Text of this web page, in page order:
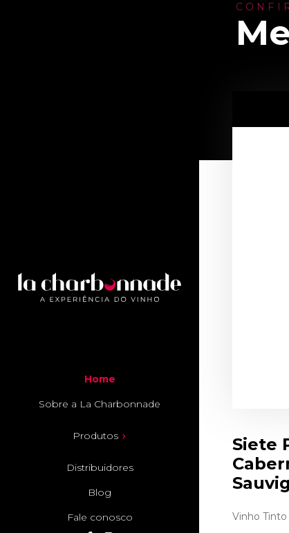
Home
Sobre a La Charbonnade
Produtos
Distribuidores
Blog
Fale conosco
Siete
Vinho Tinto